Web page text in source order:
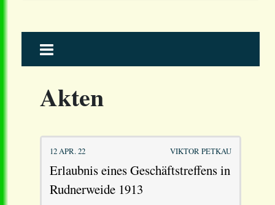
to
Akten
12 APR. 22 VIKTOR PETKAU
Erlaubnis eines Geschäftstreffens in
Rudnerweide 1913